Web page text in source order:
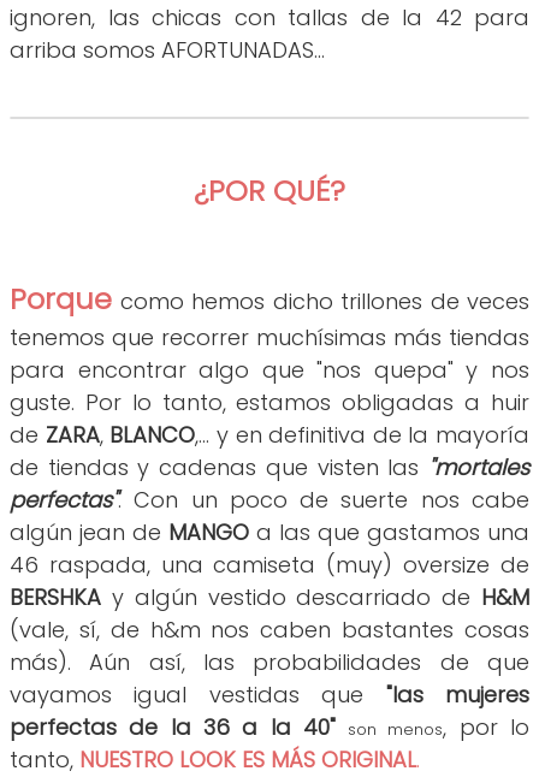
ignoren, las chicas con tallas de la 42 para
arriba somos AFORTUNADAS...
¿POR QUÉ?
Porque como hemos dicho trillones de veces
tenemos que recorrer muchísimas más tiendas
para encontrar algo que "nos quepa" y nos
guste. Por lo tanto, estamos obligadas a huir
de ZARA, BLANCO,... y en definitiva de la mayoría
de tiendas y cadenas que visten las "mortales
perfectas". Con un poco de suerte nos cabe
algún jean de MANGO a las que gastamos una
46 raspada, una camiseta (muy) oversize de
BERSHKA y algún vestido descarriado de H&M
(vale, sí, de h&m nos caben bastantes cosas
más). Aún así, las probabilidades de que
vayamos igual vestidas que "las mujeres
perfectas de la 36 a la 40" son menos, por lo
tanto, NUESTRO LOOK ES MÁS ORIGINAL.